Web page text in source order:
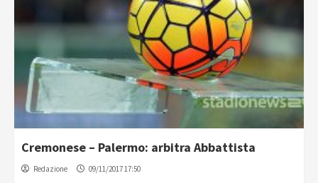
Cremonese – Palermo: arbitra Abbattista
Redazione 09/11/2017 17:50